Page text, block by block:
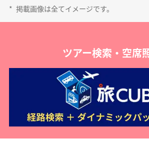
* 掲載画像は全てイメージです。
ツアー検索・空席